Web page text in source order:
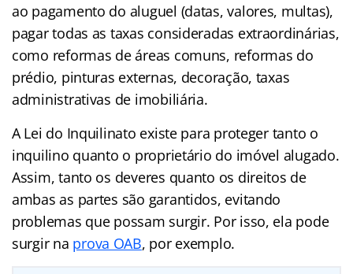
ao pagamento do aluguel (datas, valores, multas),
pagar todas as taxas consideradas extraordinárias,
como reformas de áreas comuns, reformas do
prédio, pinturas externas, decoração, taxas
administrativas de imobiliária.
A Lei do Inquilinato existe para proteger tanto o
inquilino quanto o proprietário do imóvel alugado.
Assim, tanto os deveres quanto os direitos de
ambas as partes são garantidos, evitando
problemas que possam surgir. Por isso, ela pode
surgir na prova OAB, por exemplo.